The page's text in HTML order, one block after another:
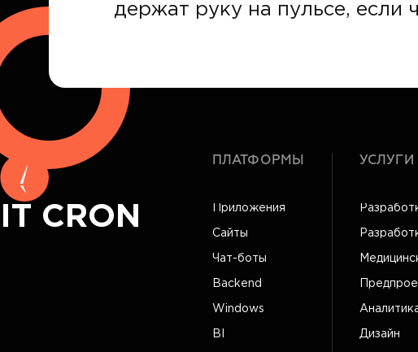
держат руку на пульсе, если
IT CRON
ПЛАТФОРМЫ
Приложения
Сайты
Чат-боты
Backend
Windows
BI
УСЛУГИ
Дизайн